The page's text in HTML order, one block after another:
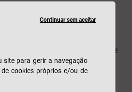
para que estejam atentos à
sua parte e eventualmente
estar ligadas à sua conta e
suspeitos.
preparado para lidar com
tipo de ataque, poderá ser
Continuar sem aceitar
site para gerir a navegação
cookies próprios e/ou de